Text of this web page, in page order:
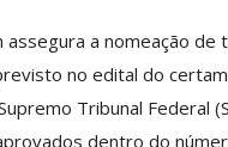
a nomeação de
no edital do
Tribunal Federal
dentro do
Qual O Horizonte
Carreira Em